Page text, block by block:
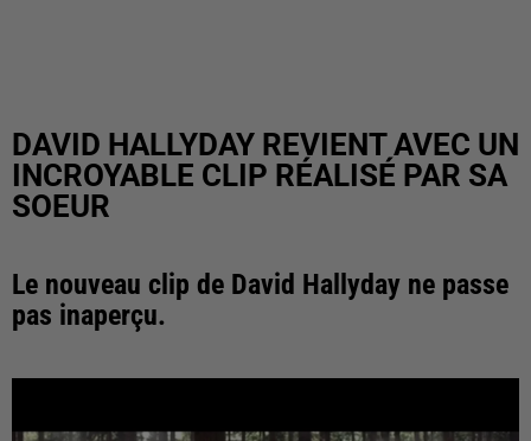
DAVID HALLYDAY REVIENT AVEC UN
INCROYABLE CLIP RÉALISÉ PAR SA
SOEUR
Le nouveau clip de David Hallyday ne passe
pas inaperçu.